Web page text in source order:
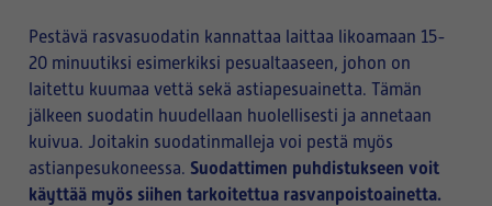
Pestävä rasvasuodatin kannattaa laittaa likoamaan 15-
20 minuutiksi esimerkiksi pesualtaaseen, johon on
laitettu kuumaa vettä sekä astiapesuainetta. Tämän
jälkeen suodatin huudellaan huolellisesti ja annetaan
kuivua. Joitakin suodatinmalleja voi pestä myös
astianpesukoneessa. Suodattimen puhdistukseen voit
käyttää myös siihen tarkoitettua rasvanpoistoainetta.